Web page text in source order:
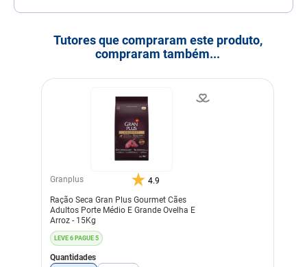
Tutores que compraram este produto,
compraram também...
Granplus 4.9
Ração Seca Gran Plus Gourmet Cães
Adultos Porte Médio E Grande Ovelha E
Arroz - 15Kg
LEVE 6 PAGUE 5
Quantidades